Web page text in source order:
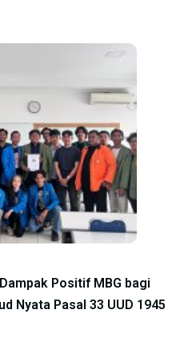
Positif MBG bagi
Nyata Pasal 33 UUD 1945